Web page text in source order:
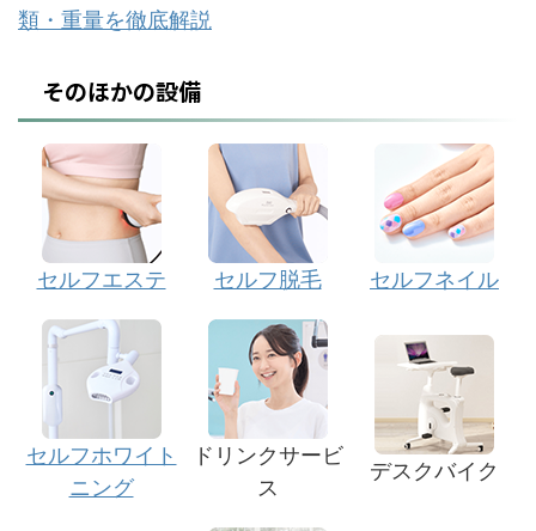
類・重量を徹底解説
そのほかの設備
セルフエステ セルフ脱毛 セルフネイル
セルフホワイト
ニング
ドリンクサービ
ス
デスクバイク